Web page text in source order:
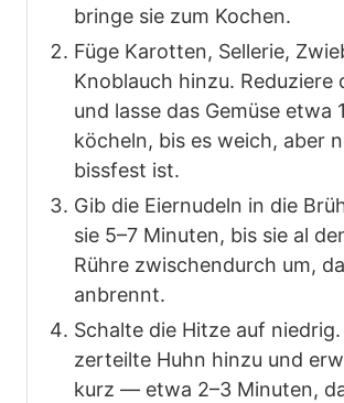
bringe sie zum Kochen.
Füge Karotten, Sellerie,
Knoblauch hinzu. Reduziere
und lasse das Gemüse etwa
köcheln, bis es weich, aber
bissfest ist.
Gib die Eiernudeln in die
sie 5–7 Minuten, bis sie al
Rühre zwischendurch um,
anbrennt.
Schalte die Hitze auf niedrig.
zerteilte Huhn hinzu und
kurz — etwa 2–3 Minuten,